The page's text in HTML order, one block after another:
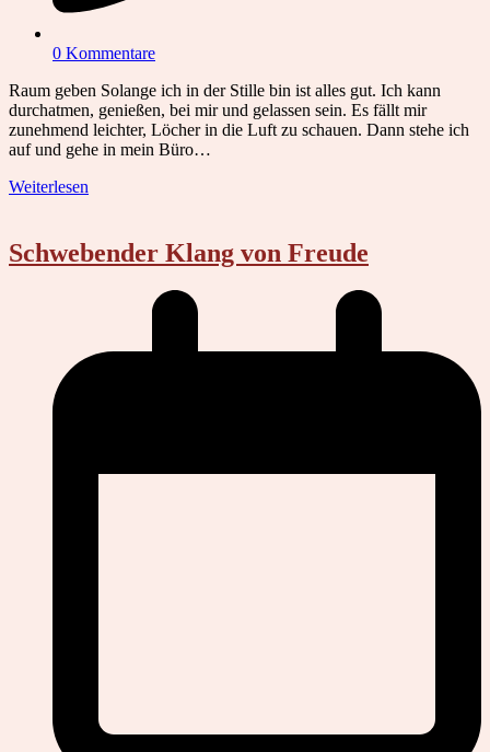
0 Kommentare
Raum geben Solange ich in der Stille bin ist alles gut. Ich kann
durchatmen, genießen, bei mir und gelassen sein. Es fällt mir
zunehmend leichter, Löcher in die Luft zu schauen. Dann stehe ich
auf und gehe in mein Büro…
Weiterlesen
Schwebender Klang von Freude